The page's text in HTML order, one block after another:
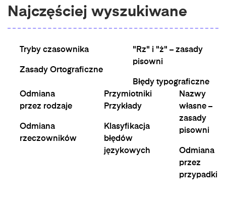
Najczęściej wyszukiwane
Tryby czasownika
Zasady Ortograficzne
"Rz" i "ż" – zasady
pisowni
Błędy typograficzne
Odmiana
przez rodzaje
Odmiana
rzeczowników
Przymiotniki
Przykłady
Klasyfikacja
błędów
językowych
Nazwy
własne –
zasady
pisowni
Odmiana
przez
przypadki